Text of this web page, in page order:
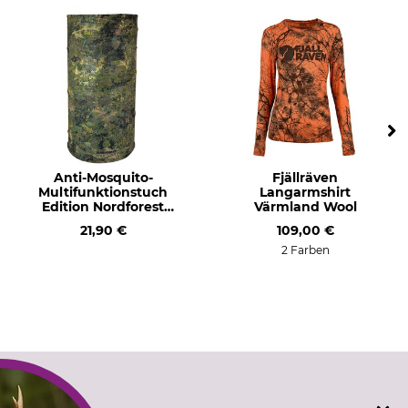
Anti-Mosquito-
Multifunktionstuch
Edition Nordforest
21,90 €
Fjällräven
Langarmshirt
Värmland Wool
109,00 €
2 Farben